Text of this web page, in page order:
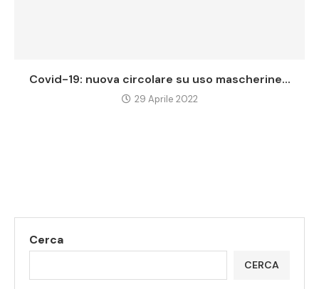
Covid-19: nuova circolare su uso mascherine...
29 Aprile 2022
Cerca
CERCA